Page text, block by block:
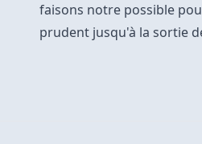
faisons notre possible
prudent jusqu'à la sortie